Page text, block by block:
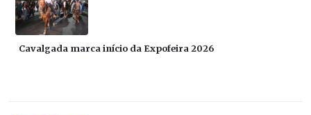
Cavalgada marca início da Expofeira 2026